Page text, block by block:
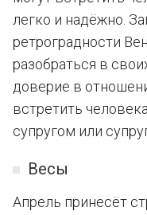
легко и надёжно.
ретроградности
разобраться в
доверие в
встретить
супругом или
Весы
Апрель принесёт